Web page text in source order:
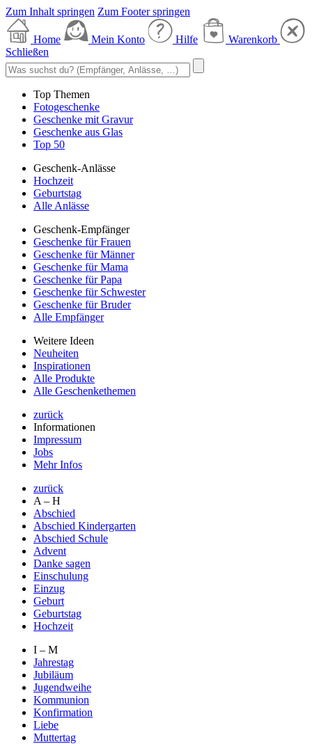
Zum Inhalt springen Zum Footer springen
Home Mein Konto Hilfe
Warenkorb
Schließen
Top Themen
Fotogeschenke
Geschenke mit Gravur
Geschenke aus Glas
Top 50
Geschenk-Anlässe
Hochzeit
Geburtstag
Alle Anlässe
Geschenk-Empfänger
Geschenke für Frauen
Geschenke für Männer
Geschenke für Mama
Geschenke für Papa
Geschenke für Schwester
Geschenke für Bruder
Alle Empfänger
Weitere Ideen
Neuheiten
Inspirationen
Alle Produkte
Alle Geschenkethemen
zurück
Informationen
Impressum
Jobs
Mehr Infos
zurück
A – H
Abschied
Abschied Kindergarten
Abschied Schule
Advent
Danke sagen
Einschulung
Einzug
Geburt
Geburtstag
Hochzeit
I – M
Jahrestag
Jubiläum
Jugendweihe
Kommunion
Konfirmation
Liebe
Muttertag